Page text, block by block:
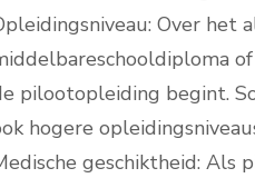
Over het
pilootopleiding begint.
hogere
geschiktheid: Als